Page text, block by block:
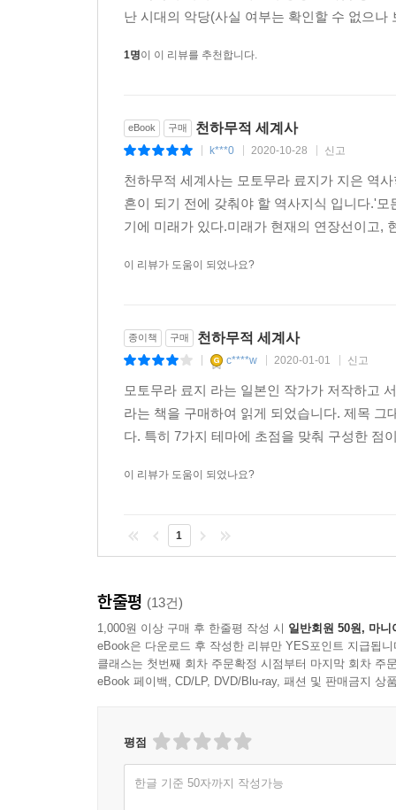
풍부하고 식량으로 이용되는 동식물도 넘쳐났다.
요소인 물을 찾아 큰 강 주위로 모여들기 시작했
도전과 응전의 과정이다”라는 명언에서 답을 찾
지혜를 짜내야 했다. 살아남기 위해 모든 수단과
역동적인 과정에 그 시대의 인간들은 좀 더 영리
4. 대이동(Huge Migration) ? 인류사와 함께 시
걸쳐 일어났다. 게르만족 대이동이 역사상 가장
농업기술이 발달하여 품종개량으로 추위에 강한
식량 부족과 기근으로 이어졌으며 민족이동으로
사실 가족 단위 및 소규모 집단의 이민 형태는
까다롭게 규제하지 않았고 심각한 사회 문제
날품팔이로 생계를 유지해야 했다. 그중 일부
4세기 무렵부터 게르만족은 엄청난 규모로 무리
게르만족 대이동은 로마제국이 가지고 있던 고질
국가를 탄생시켜 고대 세계 종말을 초래했다.
크고 작은 민족이동을 통해 한 지역과 대륙, 전 세
오늘날 전 세계적 문제로 주목받는 ‘난민 문제’의
5. 유일신(Monotheism) ? 미국 프린스턴대학 심
그대로 행동했다고 한다. 그가『의식의 기원
(Bicameral Mind)’ 시대라고 불렀다.
인류가 ‘신의 목소리’를 직접 듣던 시기는 인
되었는데, 대략 기원전 1000년 무렵의 일이다.
난 시대의 악당(사실 여부는 확인할 수 없으
1명이 이 리뷰를 추천합니다.
eBook 구매 천하무적 세계사
k***0 2020-10-28 신고
천하무적 세계사는 모토무라 료지가 지은 역
흔이 되기 전에 갖춰야 할 역사지식 입니다.'
기에 미래가 있다.미래가 현재의 연장선이고,
이 리뷰가 도움이 되었나요?
종이책 구매 천하무적 세계사
c****w 2020-01-01 신고
모토무라 료지 라는 일본인 작가가 저작하고
라는 책을 구매하여 읽게 되었습니다. 제목
다. 특히 7가지 테마에 초점을 맞춰 구성한 점
이 리뷰가 도움이 되었나요?
1
한줄평 (13건)
1,000원 이상 구매 후 한줄평 작성 시 일반회원 50원, 마니
eBook은 다운로드 후 작성한 리뷰만 YES포인트 지급됩니
클래스는 첫번째 회차 주문확정 시점부터 마지막 회차 주
eBook 페이백, CD/LP, DVD/Blu-ray, 패션 및 판매금지 상
평점
한글 기준 50자까지 작성가능